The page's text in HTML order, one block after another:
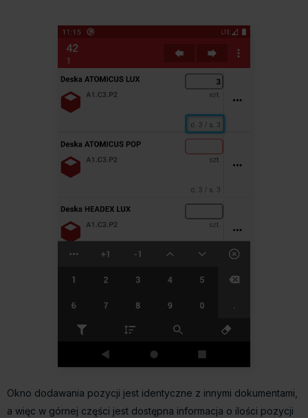
Okno dodawania pozycji jest identyczne z innymi dokumentami,
a więc w górnej części jest dostępna informacja o ilości pozycji